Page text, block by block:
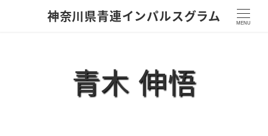
神奈川県青連インパルスグラム MENU
青木 伸悟